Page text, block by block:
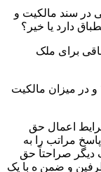
در سند مالکیت و
دارد یا خیر؟
برای ملک
در میزان مالکیت
اعمال حق
مراتب را به
دیگر صراحتاً حق
و ضمن ه با یک